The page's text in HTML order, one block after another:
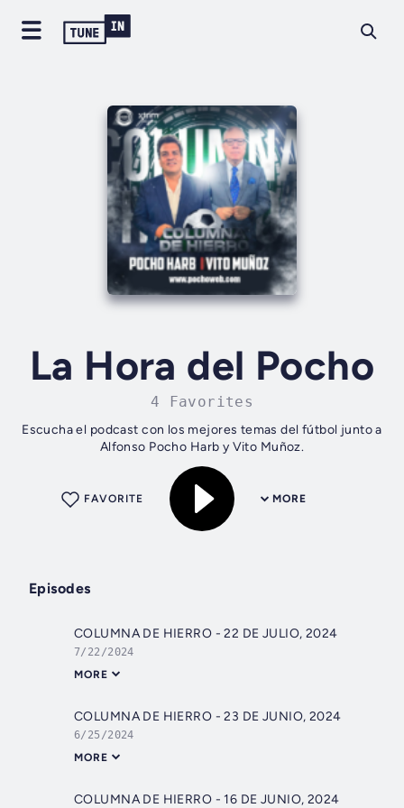
La Hora del Pocho
4 Favorites
Escucha el podcast con los mejores temas del fútbol junto a
Alfonso Pocho Harb y Vito Muñoz.
MORE
FAVORITE
Episodes
COLUMNA DE HIERRO - 22 DE JULIO, 2024
7/22/2024
MORE
COLUMNA DE HIERRO - 23 DE JUNIO, 2024
6/25/2024
MORE
COLUMNA DE HIERRO - 16 DE JUNIO, 2024